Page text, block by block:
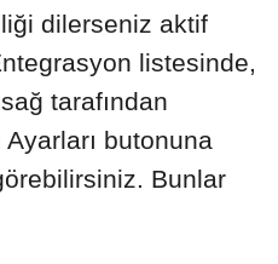
dilerseniz aktif
listesinde,
tarafından
butonuna
Bunlar